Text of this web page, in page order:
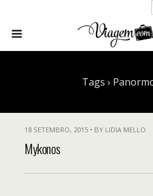
Tags ›
18 SETEMBRO, 2015 • BY LIDIA MELLO
Mykonos